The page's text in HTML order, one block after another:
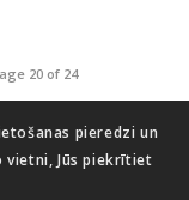
20 of 24
pieredzi un
Jūs piekrītiet